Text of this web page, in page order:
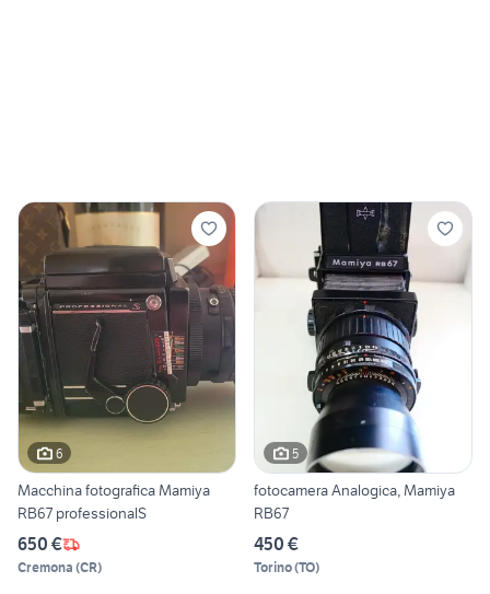
6
Macchina fotografica Mamiya
RB67 professionalS
650 €
Cremona (CR)
5
fotocamera Analogica, Mamiya
RB67
450 €
Torino(TO)